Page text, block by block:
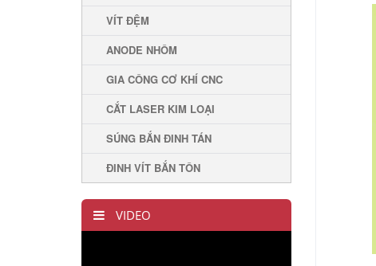
VÍT ĐỆM
ANODE NHÔM
GIA CÔNG CƠ KHÍ CNC
CẮT LASER KIM LOẠI
SÚNG BẮN ĐINH TÁN
ĐINH VÍT BẮN TÔN
VIDEO